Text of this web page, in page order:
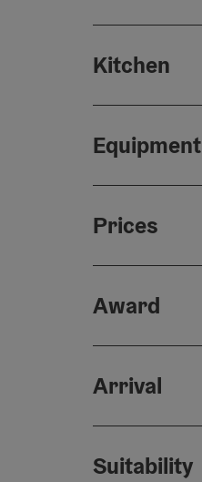
Kitchen
Equipment
Prices
Award
Arrival
Suitability